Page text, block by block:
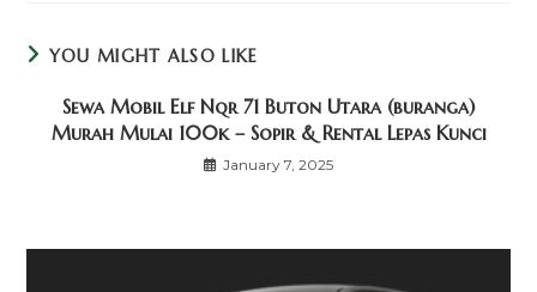
YOU MIGHT ALSO LIKE
Sewa Mobil Elf Nqr 71 Buton Utara (buranga)
Murah Mulai 100k – Sopir & Rental Lepas Kunci
January 7, 2025